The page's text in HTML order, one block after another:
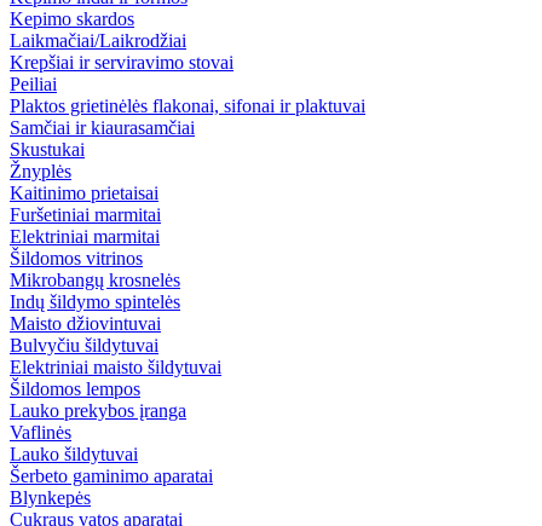
Kepimo skardos
Laikmačiai/Laikrodžiai
Krepšiai ir serviravimo stovai
Peiliai
Plaktos grietinėlės flakonai, sifonai ir plaktuvai
Samčiai ir kiaurasamčiai
Skustukai
Žnyplės
Kaitinimo prietaisai
Furšetiniai marmitai
Elektriniai marmitai
Šildomos vitrinos
Mikrobangų krosnelės
Indų šildymo spintelės
Maisto džiovintuvai
Bulvyčiu šildytuvai
Elektriniai maisto šildytuvai
Šildomos lempos
Lauko prekybos įranga
Vaflinės
Lauko šildytuvai
Šerbeto gaminimo aparatai
Blynkepės
Cukraus vatos aparatai